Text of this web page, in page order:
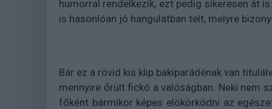
humorral rendelkezik, ezt pedig sikeresen át
is hasonlóan jó hangulatban telt, melyre
Bár ez a rövid kis klip bakiparádénak van
mennyire őrült fickó a valóságban. Neki nem
főként bármikor képes elökörködni az